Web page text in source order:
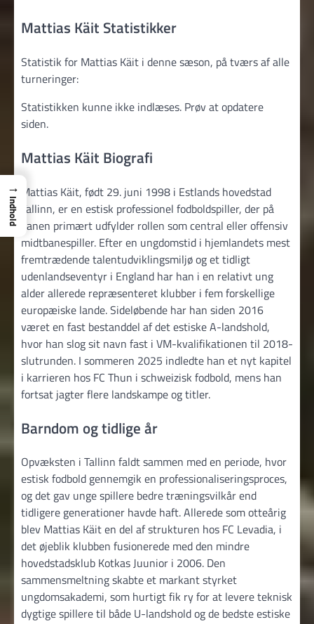
Mattias Käit Statistikker
Statistik for Mattias Käit i denne sæson, på tværs af alle
turneringer:
Statistikken kunne ikke indlæses. Prøv at opdatere
siden.
Mattias Käit Biografi
Mattias Käit, født 29. juni 1998 i Estlands hovedstad
Tallinn, er en estisk professionel fodboldspiller, der på
banen primært udfylder rollen som central eller offensiv
midtbanespiller. Efter en ungdomstid i hjemlandets mest
fremtrædende talentudviklingsmiljø og et tidligt
udenlandseventyr i England har han i en relativt ung
alder allerede repræsenteret klubber i fem forskellige
europæiske lande. Sideløbende har han siden 2016
været en fast bestanddel af det estiske A-landshold,
hvor han slog sit navn fast i VM-kvalifikationen til 2018-
slutrunden. I sommeren 2025 indledte han et nyt kapitel
i karrieren hos FC Thun i schweizisk fodbold, mens han
fortsat jagter flere landskampe og titler.
Barndom og tidlige år
Opvæksten i Tallinn faldt sammen med en periode, hvor
estisk fodbold gennemgik en professionaliseringsproces,
og det gav unge spillere bedre træningsvilkår end
tidligere generationer havde haft. Allerede som otteårig
blev Mattias Käit en del af strukturen hos FC Levadia, i
det øjeblik klubben fusionerede med den mindre
hovedstadsklub Kotkas Juunior i 2006. Den
sammensmeltning skabte et markant styrket
ungdomsakademi, som hurtigt fik ry for at levere teknisk
dygtige spillere til både U-landshold og de bedste estiske
→
Indhold